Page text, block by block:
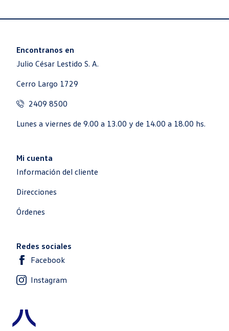
Encontranos en
Julio César Lestido S. A.
Cerro Largo 1729
2409 8500
Lunes a viernes de 9.00 a 13.00 y de 14.00 a 18.00 hs.
Mi cuenta
Información del cliente
Direcciones
Órdenes
Redes sociales
Facebook
Instagram